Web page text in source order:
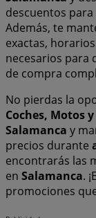
descuentos
Además, te
exactas,
necesarios para
de compra
No pierdas la
Coches, Motos
Salamanca y
precios durante
encontrarás las
en Salamanca.
promociones